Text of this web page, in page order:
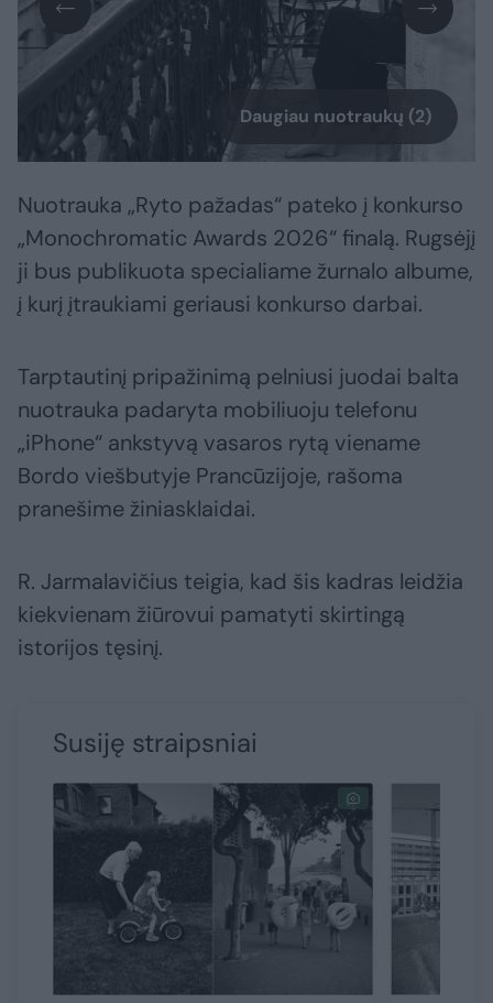
Daugiau nuotraukų (2)
Nuotrauka „Ryto pažadas“ pateko į konkurso
„Monochromatic Awards 2026“ finalą. Rugsėjį
ji bus publikuota specialiame žurnalo albume,
į kurį įtraukiami geriausi konkurso darbai.
Tarptautinį pripažinimą pelniusi juodai balta
nuotrauka padaryta mobiliuoju telefonu
„iPhone“ ankstyvą vasaros rytą viename
Bordo viešbutyje Prancūzijoje, rašoma
pranešime žiniasklaidai.
R. Jarmalavičius teigia, kad šis kadras leidžia
kiekvienam žiūrovui pamatyti skirtingą
istorijos tęsinį.
Susiję straipsniai